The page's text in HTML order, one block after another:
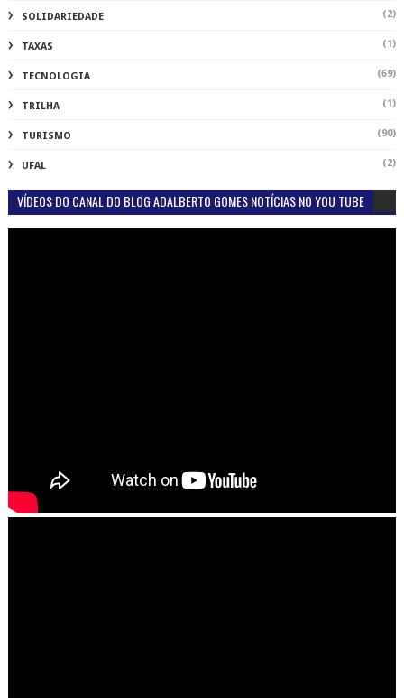
SOLIDARIEDADE (2)
TAXAS (1)
TECNOLOGIA (69)
TRILHA (1)
TURISMO (90)
UFAL (2)
VÍDEOS DO CANAL DO BLOG ADALBERTO GOMES NOTÍCIAS NO YOU TUBE